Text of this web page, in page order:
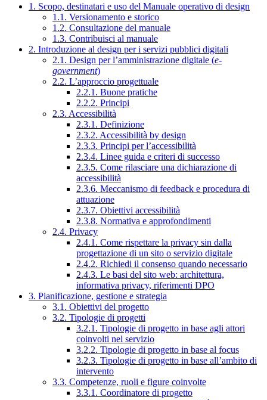
1. Scopo, destinatari e uso del Manuale operativo di design
1.1. Versionamento e storico
1.2. Consultazione del manuale
1.3. Contribuisci al manuale
2. Introduzione al design per i servizi pubblici digitali
2.1. Design per l’amministrazione digitale (e-
government)
2.2. L’approccio progettuale
2.2.1. Buone pratiche
2.2.2. Principi
2.3. Accessibilità
2.3.1. Definizione
2.3.2. Accessibilità by design
2.3.3. Principi per l’accessibilità
2.3.4. Linee guida e criteri di successo
2.3.5. Come rilasciare una dichiarazione di
accessibilità
2.3.6. Meccanismo di feedback e procedura di
attuazione
2.3.7. Obiettivi accessibilità
2.3.8. Normativa e approfondimenti
2.4. Privacy
2.4.1. Come rispettare la privacy sin dalla
progettazione di un sito o servizio digitale
2.4.2. Richiedi il consenso quando necessario
2.4.3. Le basi del sito web: architettura,
informativa privacy, riferimenti DPO
3. Pianificazione, gestione e strategia
3.1. Obiettivi del progetto
3.2. Tipologie di progetti
3.2.1. Tipologie di progetto in base agli attori
coinvolti nel servizio
3.2.2. Tipologie di progetto in base al focus
3.2.3. Tipologie di progetto in base all’ambito di
intervento
3.3. Competenze, ruoli e figure coinvolte
3.3.1. Coordinatore di progetto